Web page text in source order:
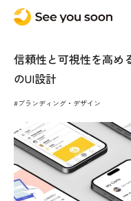
信頼性と可視性を高め
のUI設計
#ブランディング・デザイン